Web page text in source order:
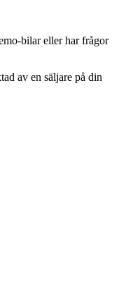
bilar eller har frågor
av en säljare på din